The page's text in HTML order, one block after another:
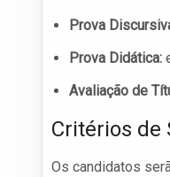
Prova
Prova Didática:
Avaliação de
Critérios de
Os candidatos